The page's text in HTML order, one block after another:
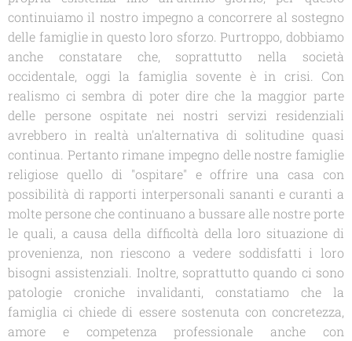
continuiamo il nostro impegno a concorrere al sostegno
delle famiglie in questo loro sforzo. Purtroppo, dobbiamo
anche constatare che, soprattutto nella società
occidentale, oggi la famiglia sovente è in crisi. Con
realismo ci sembra di poter dire che la maggior parte
delle persone ospitate nei nostri servizi residenziali
avrebbero in realtà un'alternativa di solitudine quasi
continua. Pertanto rimane impegno delle nostre famiglie
religiose quello di "ospitare" e offrire una casa con
possibilità di rapporti interpersonali sananti e curanti a
molte persone che continuano a bussare alle nostre porte
le quali, a causa della difficoltà della loro situazione di
provenienza, non riescono a vedere soddisfatti i loro
bisogni assistenziali. Inoltre, soprattutto quando ci sono
patologie croniche invalidanti, constatiamo che la
famiglia ci chiede di essere sostenuta con concretezza,
amore e competenza professionale anche con